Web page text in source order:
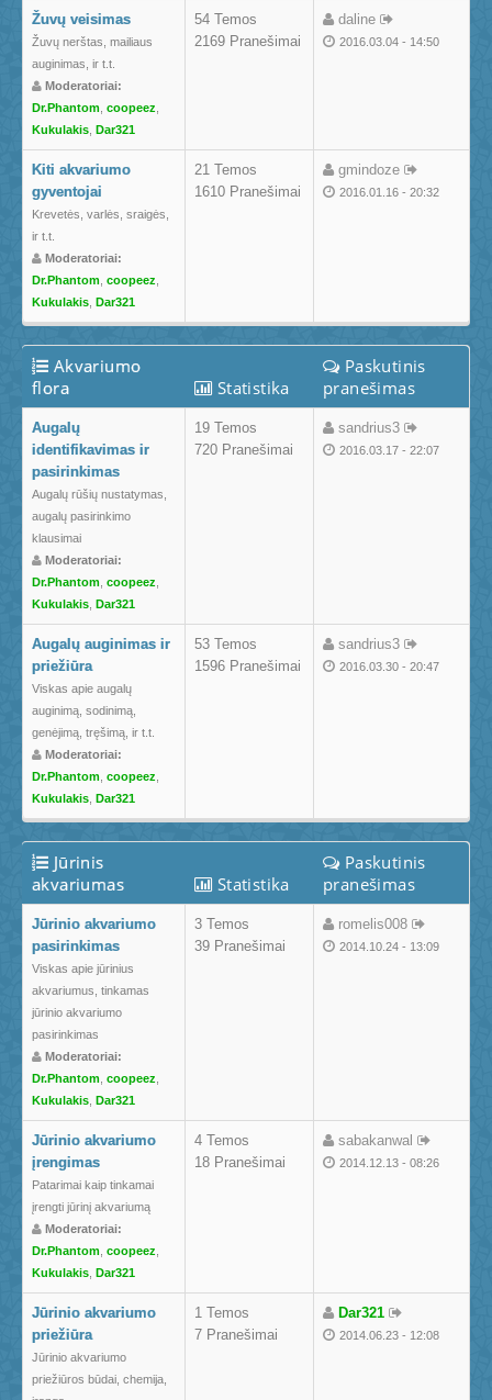
Žuvų veisimas
Žuvų nerštas, mailiaus
auginimas, ir t.t.
Moderatoriai:
Dr.Phantom coopeez
Kukulakis Dar321
54 Temos
2169 Pranešimai
daline
2016.03.04 - 14:50
Kiti akvariumo
gyventojai
Krevetės, varlės, sraigės,
ir t.t.
Moderatoriai:
Dr.Phantom coopeez
Kukulakis Dar321
21 Temos
1610 Pranešimai
gmindoze
2016.01.16 - 20:32
Akvariumo
flora
Statistika
Paskutinis
pranešimas
Augalų
identifikavimas ir
pasirinkimas
Augalų rūšių nustatymas,
augalų pasirinkimo
klausimai
Moderatoriai:
Dr.Phantom coopeez
Kukulakis Dar321
19 Temos
720 Pranešimai
sandrius3
2016.03.17 - 22:07
Augalų auginimas ir
priežiūra
Viskas apie augalų
auginimą, sodinimą,
genėjimą, tręšimą, ir t.t.
Moderatoriai:
Dr.Phantom coopeez
Kukulakis Dar321
53 Temos
1596 Pranešimai
sandrius3
2016.03.30 - 20:47
Jūrinis
akvariumas
Statistika
Paskutinis
pranešimas
Jūrinio akvariumo
pasirinkimas
Viskas apie jūrinius
akvariumus, tinkamas
jūrinio akvariumo
pasirinkimas
Moderatoriai:
Dr.Phantom coopeez
Kukulakis Dar321
3 Temos
39 Pranešimai
romelis008
2014.10.24 - 13:09
Jūrinio akvariumo
įrengimas
Patarimai kaip tinkamai
įrengti jūrinį akvariumą
Moderatoriai:
Dr.Phantom coopeez
Kukulakis Dar321
4 Temos
18 Pranešimai
sabakanwal
2014.12.13 - 08:26
Jūrinio akvariumo
priežiūra
Jūrinio akvariumo
priežiūros būdai, chemija,
1 Temos
7 Pranešimai
Dar321
2014.06.23 - 12:08